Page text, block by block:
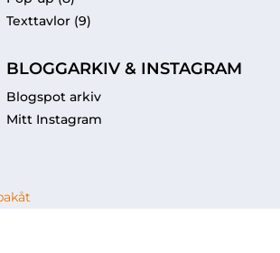
Texttavlor(9)
BLOGGARKIV & INSTAGRAM
Blogspot arkiv
Mitt Instagram